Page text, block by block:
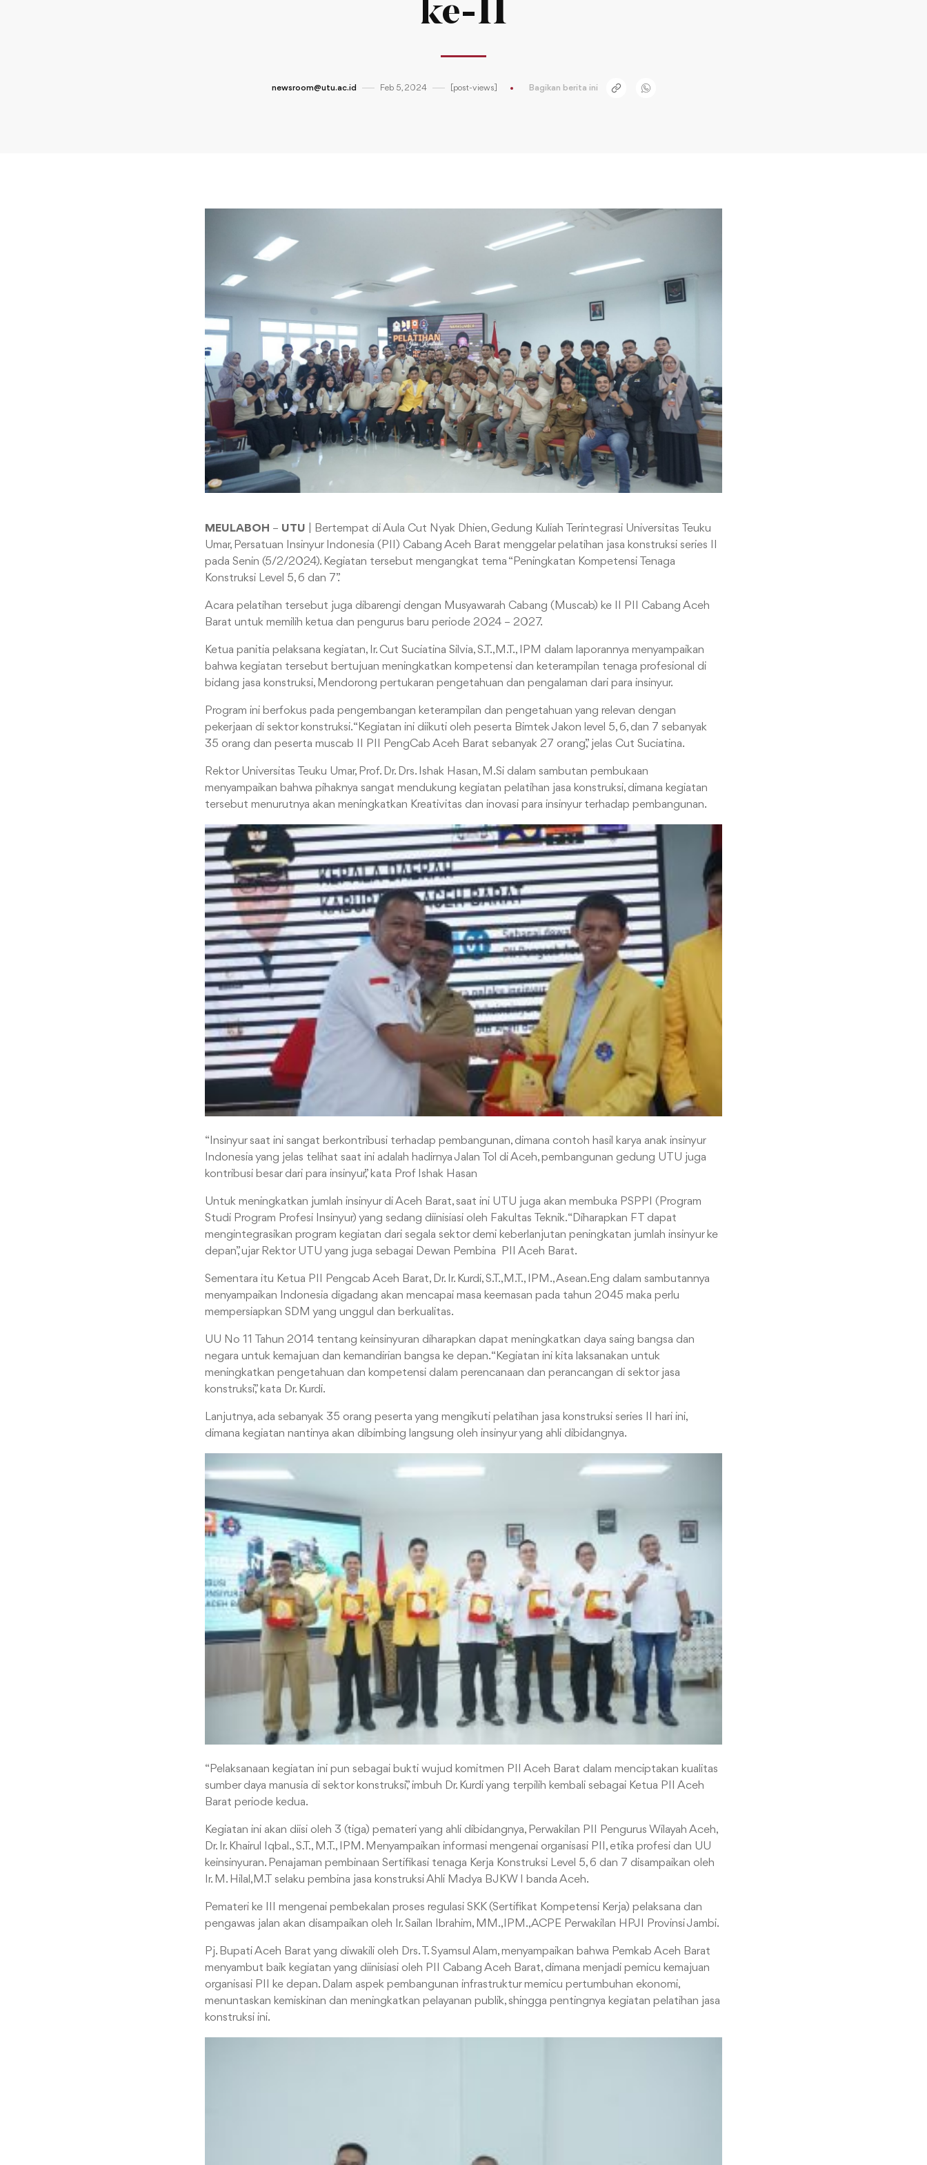
ke-II
newsroom@utu.ac.id Feb 5, 2024 [post-views] Bagikan berita ini
MEULABOH – UTU | Bertempat di Aula Cut Nyak Dhien, Gedung Kuliah Terintegrasi Universitas Teuku
Umar, Persatuan Insinyur Indonesia (PII) Cabang Aceh Barat menggelar pelatihan jasa konstruksi series II
pada Senin (5/2/2024). Kegiatan tersebut mengangkat tema “Peningkatan Kompetensi Tenaga
Konstruksi Level 5, 6 dan 7”.
Acara pelatihan tersebut juga dibarengi dengan Musyawarah Cabang (Muscab) ke II PII Cabang Aceh
Barat untuk memilih ketua dan pengurus baru periode 2024 – 2027.
Ketua panitia pelaksana kegiatan, Ir. Cut Suciatina Silvia, S.T.,M.T., IPM dalam laporannya menyampaikan
bahwa kegiatan tersebut bertujuan meningkatkan kompetensi dan keterampilan tenaga profesional di
bidang jasa konstruksi, Mendorong pertukaran pengetahuan dan pengalaman dari para insinyur.
Program ini berfokus pada pengembangan keterampilan dan pengetahuan yang relevan dengan
pekerjaan di sektor konstruksi. “Kegiatan ini diikuti oleh peserta Bimtek Jakon level 5, 6, dan 7 sebanyak
35 orang dan peserta muscab II PII PengCab Aceh Barat sebanyak 27 orang,” jelas Cut Suciatina.
Rektor Universitas Teuku Umar, Prof. Dr. Drs. Ishak Hasan, M.Si dalam sambutan pembukaan
menyampaikan bahwa pihaknya sangat mendukung kegiatan pelatihan jasa konstruksi, dimana kegiatan
tersebut menurutnya akan meningkatkan Kreativitas dan inovasi para insinyur terhadap pembangunan.
“Insinyur saat ini sangat berkontribusi terhadap pembangunan, dimana contoh hasil karya anak insinyur
Indonesia yang jelas telihat saat ini adalah hadirnya Jalan Tol di Aceh, pembangunan gedung UTU juga
kontribusi besar dari para insinyur,” kata Prof Ishak Hasan
Untuk meningkatkan jumlah insinyur di Aceh Barat, saat ini UTU juga akan membuka PSPPI (Program
Studi Program Profesi Insinyur) yang sedang diinisiasi oleh Fakultas Teknik. “Diharapkan FT dapat
mengintegrasikan program kegiatan dari segala sektor demi keberlanjutan peningkatan jumlah insinyur ke
depan”, ujar Rektor UTU yang juga sebagai Dewan Pembina PII Aceh Barat.
Sementara itu Ketua PII Pengcab Aceh Barat, Dr. Ir. Kurdi, S.T.,M.T., IPM., Asean.Eng dalam sambutannya
menyampaikan Indonesia digadang akan mencapai masa keemasan pada tahun 2045 maka perlu
mempersiapkan SDM yang unggul dan berkualitas.
UU No 11 Tahun 2014 tentang keinsinyuran diharapkan dapat meningkatkan daya saing bangsa dan
negara untuk kemajuan dan kemandirian bangsa ke depan. “Kegiatan ini kita laksanakan untuk
meningkatkan pengetahuan dan kompetensi dalam perencanaan dan perancangan di sektor jasa
konstruksi,” kata Dr. Kurdi.
Lanjutnya, ada sebanyak 35 orang peserta yang mengikuti pelatihan jasa konstruksi series II hari ini,
dimana kegiatan nantinya akan dibimbing langsung oleh insinyur yang ahli dibidangnya.
“Pelaksanaan kegiatan ini pun sebagai bukti wujud komitmen PII Aceh Barat dalam menciptakan kualitas
sumber daya manusia di sektor konstruksi,” imbuh Dr. Kurdi yang terpilih kembali sebagai Ketua PII Aceh
Barat periode kedua.
Kegiatan ini akan diisi oleh 3 (tiga) pemateri yang ahli dibidangnya, Perwakilan PII Pengurus Wilayah Aceh,
Dr. Ir. Khairul Iqbal., S.T., M.T., IPM. Menyampaikan informasi mengenai organisasi PII, etika profesi dan UU
keinsinyuran. Penajaman pembinaan Sertifikasi tenaga Kerja Konstruksi Level 5, 6 dan 7 disampaikan oleh
Ir. M. Hilal,M.T selaku pembina jasa konstruksi Ahli Madya BJKW I banda Aceh.
Pemateri ke III mengenai pembekalan proses regulasi SKK (Sertifikat Kompetensi Kerja) pelaksana dan
pengawas jalan akan disampaikan oleh Ir. Sailan Ibrahim, MM.,IPM.,ACPE Perwakilan HPJI Provinsi Jambi.
Pj. Bupati Aceh Barat yang diwakili oleh Drs. T. Syamsul Alam, menyampaikan bahwa Pemkab Aceh Barat
menyambut baik kegiatan yang diinisiasi oleh PII Cabang Aceh Barat, dimana menjadi pemicu kemajuan
organisasi PII ke depan. Dalam aspek pembangunan infrastruktur memicu pertumbuhan ekonomi,
menuntaskan kemiskinan dan meningkatkan pelayanan publik, shingga pentingnya kegiatan pelatihan jasa
konstruksi ini.